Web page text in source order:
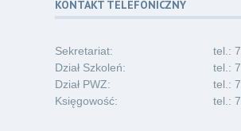
06.26
Kategoria:Komunikaty
KONTAKT TELEFONICZNY
Sekretariat:
tel.:
Dział Szkoleń:
tel.:
Dział PWZ:
tel.:
Księgowość:
tel.: